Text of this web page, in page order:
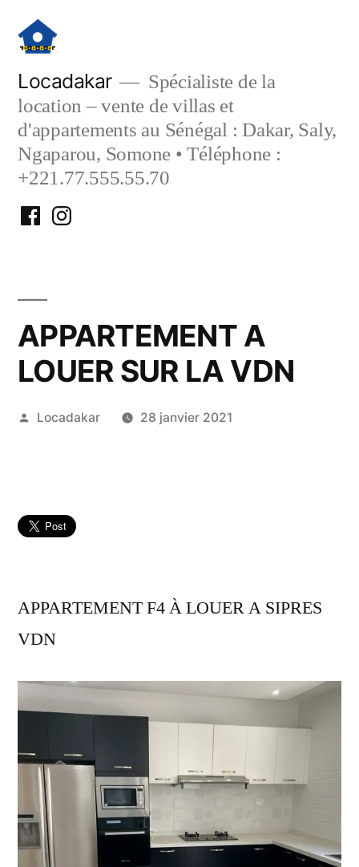
contenu
Locadakar
Spécialiste de la
location – vente de villas et
d'appartements au Sénégal : Dakar, Saly,
Ngaparou, Somone • Téléphone :
+221.77.555.55.70
FacebookInstagram
APPARTEMENT A
LOUER SUR LA VDN
Publié
Locadakar 28 janvier 2021
APPARTEMENT F4 À LOUER A SIPRES
VDN